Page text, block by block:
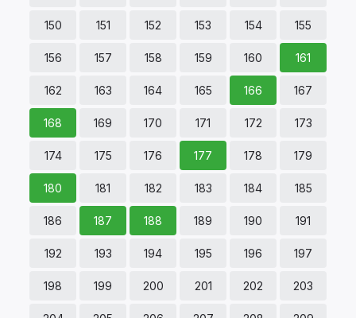
150 151 152 153 154 155
156 157 158 159 160 161
162 163 164 165 166 167
168 169 170 171 172 173
174 175 176 177 178 179
180 181 182 183 184 185
186 187 188 189 190 191
192 193 194 195 196 197
198 199 200 201 202 203